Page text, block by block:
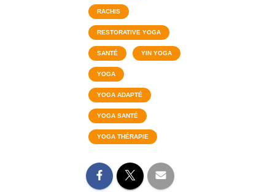
RACHIS
RESTORATIVE YOGA
SANTÉ YIN YOGA
YOGA
YOGA ADAPTÉ
YOGA SANTÉ
YOGA THÉRAPIE